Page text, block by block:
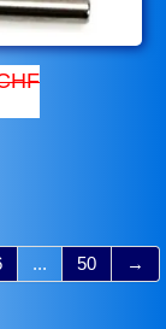
... 50 →